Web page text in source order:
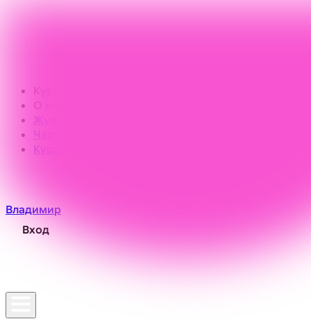
Курсы по соцконтракту
Владимир
Вход